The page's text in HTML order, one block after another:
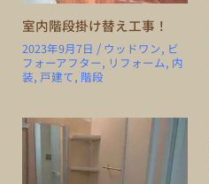
室内階段掛け替え工事！
2023年9月7日 / ウッドワン, ビ
フォーアフター, リフォーム, 内
装, 戸建て, 階段